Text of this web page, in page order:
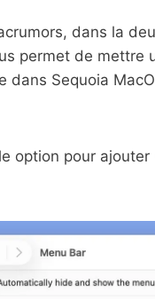
dans la
permet de mettre
dans Sequoia
option pour ajouter